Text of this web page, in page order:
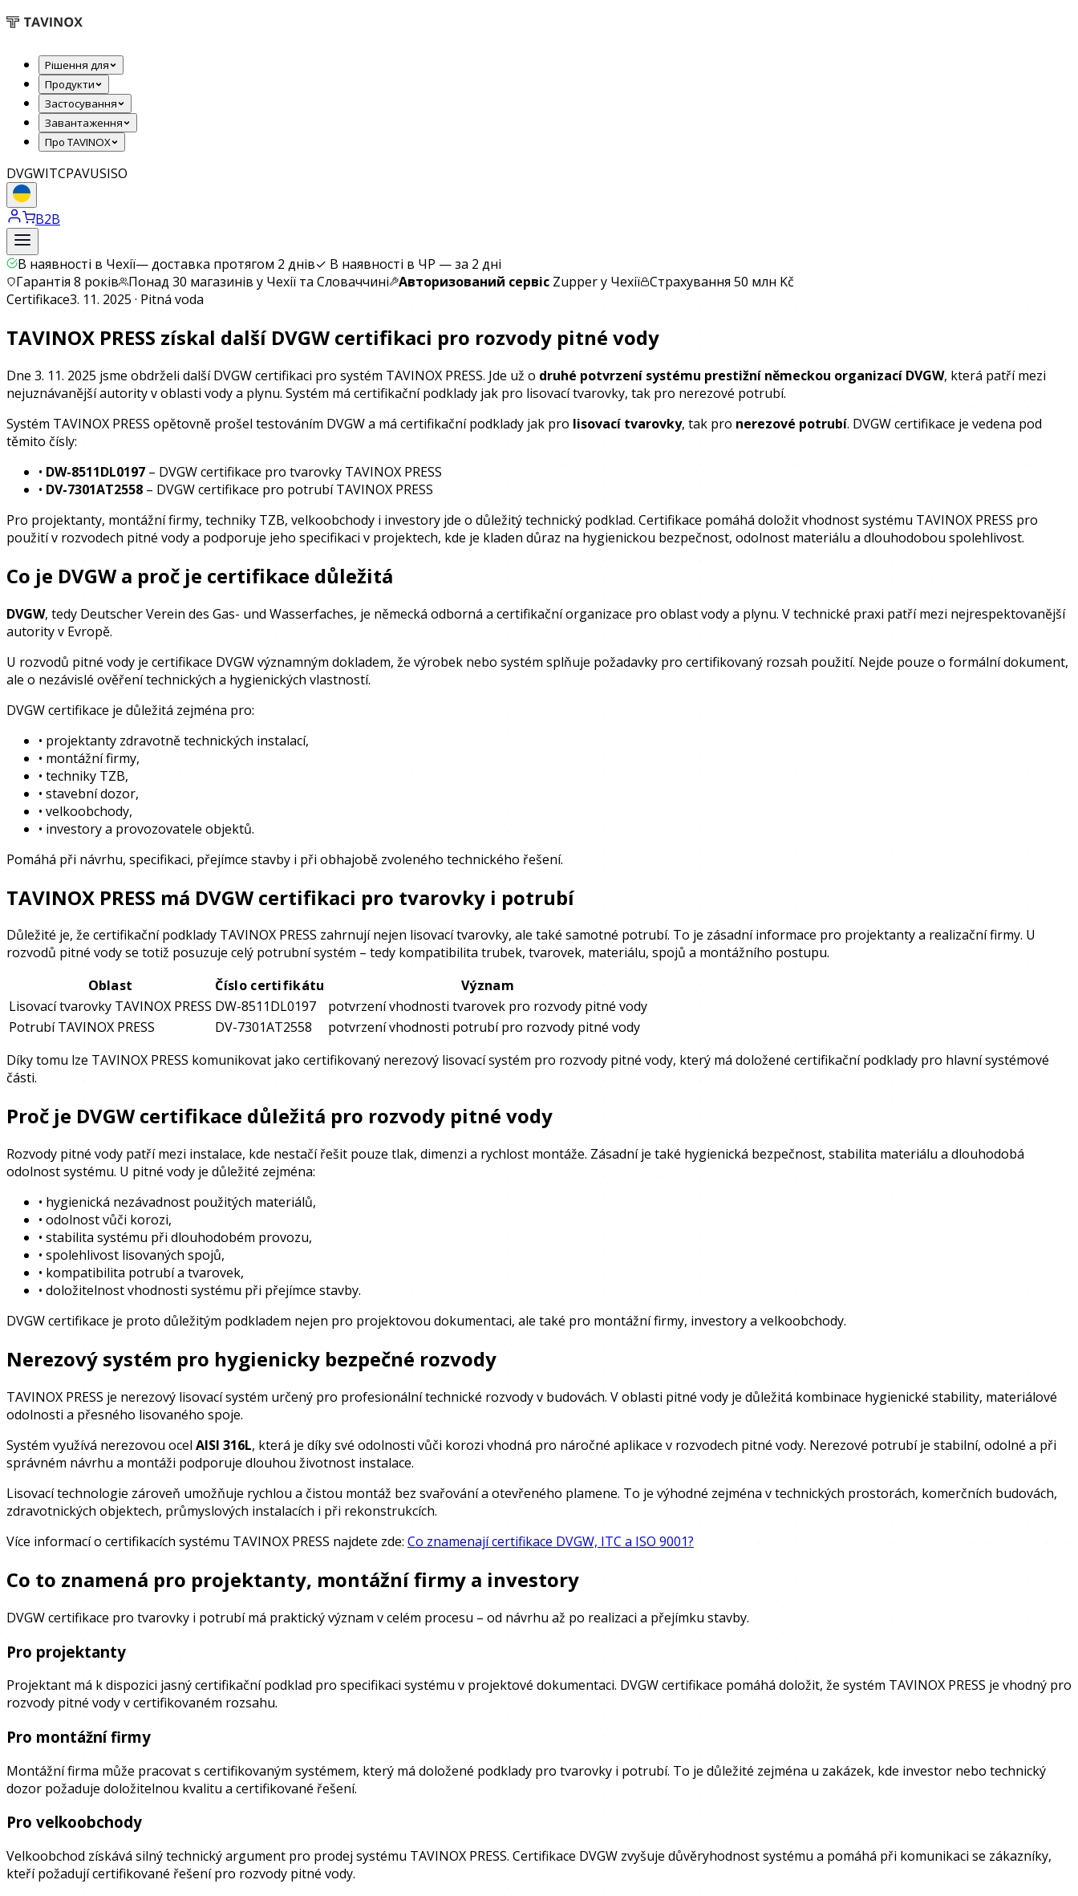
Рішення для
Продукти
Застосування
Завантаження
Про TAVINOX
DVGWITCPAVUSISO
B2B
В наявності в Чехії—доставка протягом 2 днів✓ В наявності в ЧР — за 2 дні
Гарантія 8 років
Понад 30 магазинів у Чехії та Словаччині Авторизований сервіс Zupper у Чехії Страхування 50 млн Kč
Certifikace3. 11. 2025 · Pitná voda
TAVINOX PRESS získal další DVGW certifikaci pro rozvody pitné vody
Dne 3. 11. 2025 jsme obdrželi další DVGW certifikaci pro systém TAVINOX PRESS. Jde už o druhé potvrzení systému prestižní německou organizací DVGW, která patří mezi
nejuznávanější autority v oblasti vody a plynu. Systém má certifikační podklady jak pro lisovací tvarovky, tak pro nerezové potrubí.
Systém TAVINOX PRESS opětovně prošel testováním DVGW a má certifikační podklady jak pro lisovací tvarovky, tak pro nerezové potrubí. DVGW certifikace je vedena pod
těmito čísly:
• DW-8511DL0197 – DVGW certifikace pro tvarovky TAVINOX PRESS
• DV-7301AT2558 – DVGW certifikace pro potrubí TAVINOX PRESS
Pro projektanty, montážní firmy, techniky TZB, velkoobchody i investory jde o důležitý technický podklad. Certifikace pomáhá doložit vhodnost systému TAVINOX PRESS pro
použití v rozvodech pitné vody a podporuje jeho specifikaci v projektech, kde je kladen důraz na hygienickou bezpečnost, odolnost materiálu a dlouhodobou spolehlivost.
Co je DVGW a proč je certifikace důležitá
DVGW, tedy Deutscher Verein des Gas- und Wasserfaches, je německá odborná a certifikační organizace pro oblast vody a plynu. V technické praxi patří mezi nejrespektovanější
autority v Evropě.
U rozvodů pitné vody je certifikace DVGW významným dokladem, že výrobek nebo systém splňuje požadavky pro certifikovaný rozsah použití. Nejde pouze o formální dokument,
ale o nezávislé ověření technických a hygienických vlastností.
DVGW certifikace je důležitá zejména pro:
• projektanty zdravotně technických instalací,
• montážní firmy,
• techniky TZB,
• stavební dozor,
• velkoobchody,
• investory a provozovatele objektů.
Pomáhá při návrhu, specifikaci, přejímce stavby i při obhajobě zvoleného technického řešení.
TAVINOX PRESS má DVGW certifikaci pro tvarovky i potrubí
Důležité je, že certifikační podklady TAVINOX PRESS zahrnují nejen lisovací tvarovky, ale také samotné potrubí. To je zásadní informace pro projektanty a realizační firmy. U
rozvodů pitné vody se totiž posuzuje celý potrubní systém – tedy kompatibilita trubek, tvarovek, materiálu, spojů a montážního postupu.
Oblast
Číslo certifikátu
Význam
Lisovací tvarovky TAVINOX PRESS DW-8511DL0197
potvrzení vhodnosti tvarovek pro rozvody pitné vody
Potrubí TAVINOX PRESS
DV-7301AT2558
potvrzení vhodnosti potrubí pro rozvody pitné vody
Díky tomu lze TAVINOX PRESS komunikovat jako certifikovaný nerezový lisovací systém pro rozvody pitné vody, který má doložené certifikační podklady pro hlavní systémové
části.
Proč je DVGW certifikace důležitá pro rozvody pitné vody
Rozvody pitné vody patří mezi instalace, kde nestačí řešit pouze tlak, dimenzi a rychlost montáže. Zásadní je také hygienická bezpečnost, stabilita materiálu a dlouhodobá
odolnost systému. U pitné vody je důležité zejména:
• hygienická nezávadnost použitých materiálů,
• odolnost vůči korozi,
• stabilita systému při dlouhodobém provozu,
• spolehlivost lisovaných spojů,
• kompatibilita potrubí a tvarovek,
• doložitelnost vhodnosti systému při přejímce stavby.
DVGW certifikace je proto důležitým podkladem nejen pro projektovou dokumentaci, ale také pro montážní firmy, investory a velkoobchody.
Nerezový systém pro hygienicky bezpečné rozvody
TAVINOX PRESS je nerezový lisovací systém určený pro profesionální technické rozvody v budovách. V oblasti pitné vody je důležitá kombinace hygienické stability, materiálové
odolnosti a přesného lisovaného spoje.
Systém využívá nerezovou ocel AISI 316L, která je díky své odolnosti vůči korozi vhodná pro náročné aplikace v rozvodech pitné vody. Nerezové potrubí je stabilní, odolné a při
správném návrhu a montáži podporuje dlouhou životnost instalace.
Lisovací technologie zároveň umožňuje rychlou a čistou montáž bez svařování a otevřeného plamene. To je výhodné zejména v technických prostorách, komerčních budovách,
zdravotnických objektech, průmyslových instalacích i při rekonstrukcích.
Více informací o certifikacích systému TAVINOX PRESS najdete zde: Co znamenají certifikace DVGW, ITC a ISO 9001?
Co to znamená pro projektanty, montážní firmy a investory
DVGW certifikace pro tvarovky i potrubí má praktický význam v celém procesu – od návrhu až po realizaci a přejímku stavby.
Pro projektanty
Projektant má k dispozici jasný certifikační podklad pro specifikaci systému v projektové dokumentaci. DVGW certifikace pomáhá doložit, že systém TAVINOX PRESS je vhodný pro
rozvody pitné vody v certifikovaném rozsahu.
Pro montážní firmy
Montážní firma může pracovat s certifikovaným systémem, který má doložené podklady pro tvarovky i potrubí. To je důležité zejména u zakázek, kde investor nebo technický
dozor požaduje doložitelnou kvalitu a certifikované řešení.
Pro velkoobchody
Velkoobchod získává silný technický argument pro prodej systému TAVINOX PRESS. Certifikace DVGW zvyšuje důvěryhodnost systému a pomáhá při komunikaci se zákazníky,
kteří požadují certifikované řešení pro rozvody pitné vody.